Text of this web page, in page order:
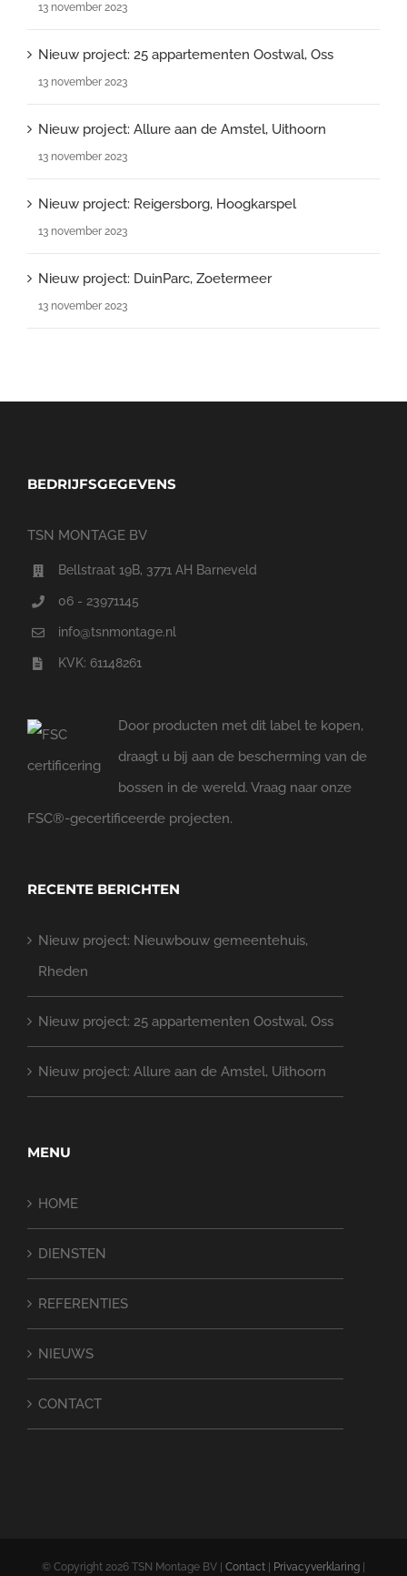
13 november 2023
Nieuw project: 25 appartementen Oostwal, Oss
13 november 2023
Nieuw project: Allure aan de Amstel, Uithoorn
13 november 2023
Nieuw project: Reigersborg, Hoogkarspel
13 november 2023
Nieuw project: DuinParc, Zoetermeer
13 november 2023
BEDRIJFSGEGEVENS
TSN MONTAGE BV
Bellstraat 19B, 3771 AH Barneveld
06 - 23971145
info@tsnmontage.nl
KVK: 61148261
Door producten met dit label te kopen,
draagt u bij aan de bescherming van de
bossen in de wereld. Vraag naar onze
FSC®-gecertificeerde projecten.
RECENTE BERICHTEN
Nieuw project: Nieuwbouw gemeentehuis,
Rheden
Nieuw project: 25 appartementen Oostwal, Oss
Nieuw project: Allure aan de Amstel, Uithoorn
MENU
HOME
DIENSTEN
REFERENTIES
NIEUWS
CONTACT
© Copyright 2026 TSN Montage BV | Contact | Privacyverklaring |